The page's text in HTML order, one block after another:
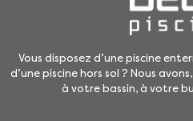
Vous disposez d’une piscine
d’une piscine hors sol ? Nous
à votre bassin, à votre